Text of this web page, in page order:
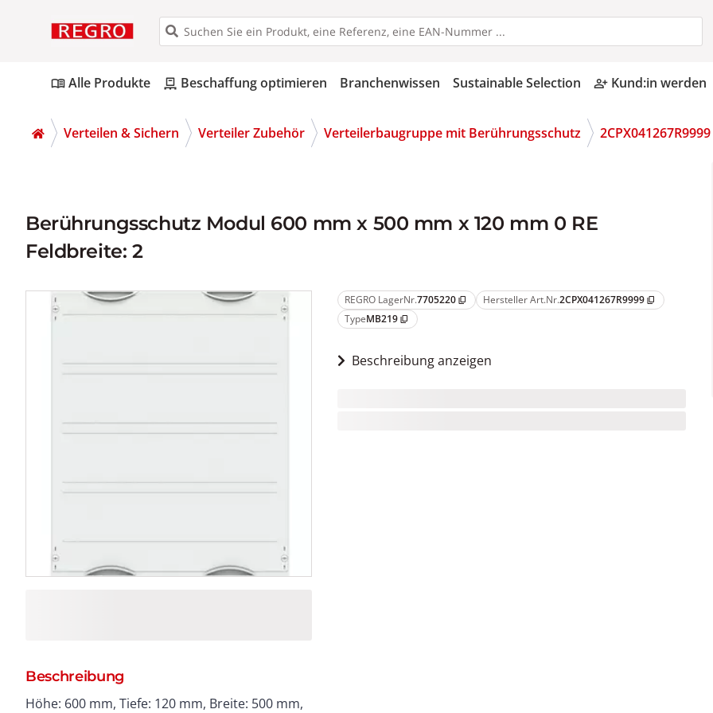
menu_bookAlle Produkte pallet Beschaffung optimieren Branchenwissen Sustainable Selection person_add_alt Kund:in werden
Verteilen & Sichern Verteiler Zubehör Verteilerbaugruppe mit Berührungsschutz 2CPX041267R9999
Berührungsschutz Modul 600 mm x 500 mm x 120 mm 0 RE
Feldbreite: 2
REGRO LagerNr.7705220 content_copy Hersteller Art.Nr.2CPX041267R9999 content_copy
TypeMB219 content_copy
Beschreibung anzeigen
Beschreibung
Höhe: 600 mm, Tiefe: 120 mm, Breite: 500 mm,